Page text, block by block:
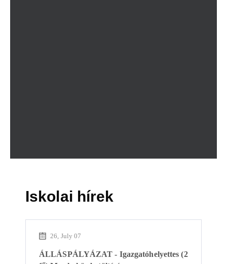
Iskolai hírek
26, July 07
ÁLLÁSPÁLYÁZAT - Igazgatóhelyettes (2